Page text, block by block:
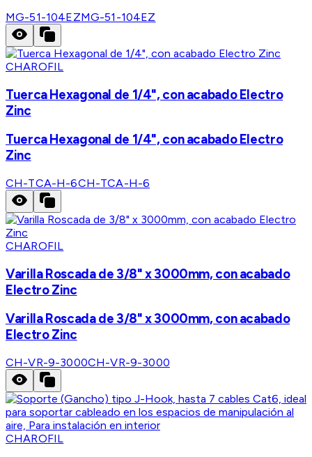
MG-51-104EZMG-51-104EZ
CHAROFIL
Tuerca Hexagonal de 1/4", con acabado Electro
Zinc
Tuerca Hexagonal de 1/4", con acabado Electro
Zinc
CH-TCA-H-6CH-TCA-H-6
CHAROFIL
Varilla Roscada de 3/8" x 3000mm, con acabado
Electro Zinc
Varilla Roscada de 3/8" x 3000mm, con acabado
Electro Zinc
CH-VR-9-3000CH-VR-9-3000
CHAROFIL